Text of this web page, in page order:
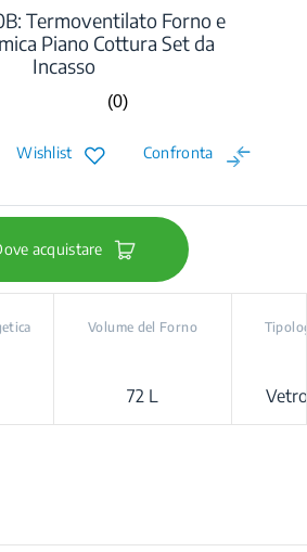
Termoventilato Forno e
Piano Cottura Set da
Incasso
Nessuna
Stesso
(0)
Wishlist Confronta
acquistare
Volume del Forno
72 L